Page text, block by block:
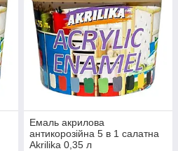
Емаль акрилова
антикорозійна 5 в 1 салатна
Akrilika 0,35 л